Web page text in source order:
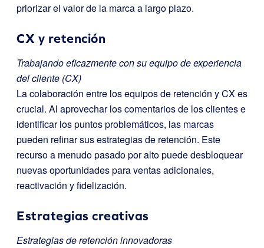
priorizar el valor de la marca a largo plazo.
CX y retención
Trabajando eficazmente con su equipo de experiencia
del cliente (CX)
La colaboración entre los equipos de retención y CX es
crucial. Al aprovechar los comentarios de los clientes e
identificar los puntos problemáticos, las marcas
pueden refinar sus estrategias de retención. Este
recurso a menudo pasado por alto puede desbloquear
nuevas oportunidades para ventas adicionales,
reactivación y fidelización.
Estrategias creativas
Estrategias de retención innovadoras